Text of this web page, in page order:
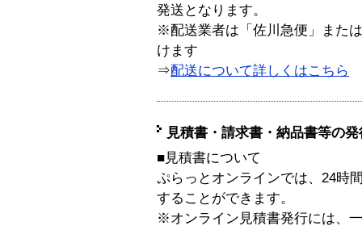
発送となります。
※配送業者は「佐川急便」また
けます
⇒配送について詳しくはこちら
見積書・請求書・納品書等の
■見積書について
ぷらっとオンラインでは、24時
することができます。
※オンライン見積書発行には、